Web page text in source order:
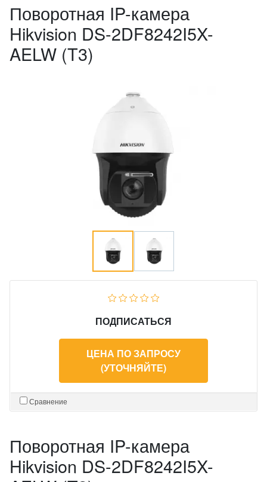
Поворотная IP-камера
Hikvision DS-2DF8242I5X-
AELW (T3)
ПОДПИСАТЬСЯ
ЦЕНА ПО ЗАПРОСУ
(УТОЧНЯЙТЕ)
Сравнение
Поворотная IP-камера
Hikvision DS-2DF8242I5X-